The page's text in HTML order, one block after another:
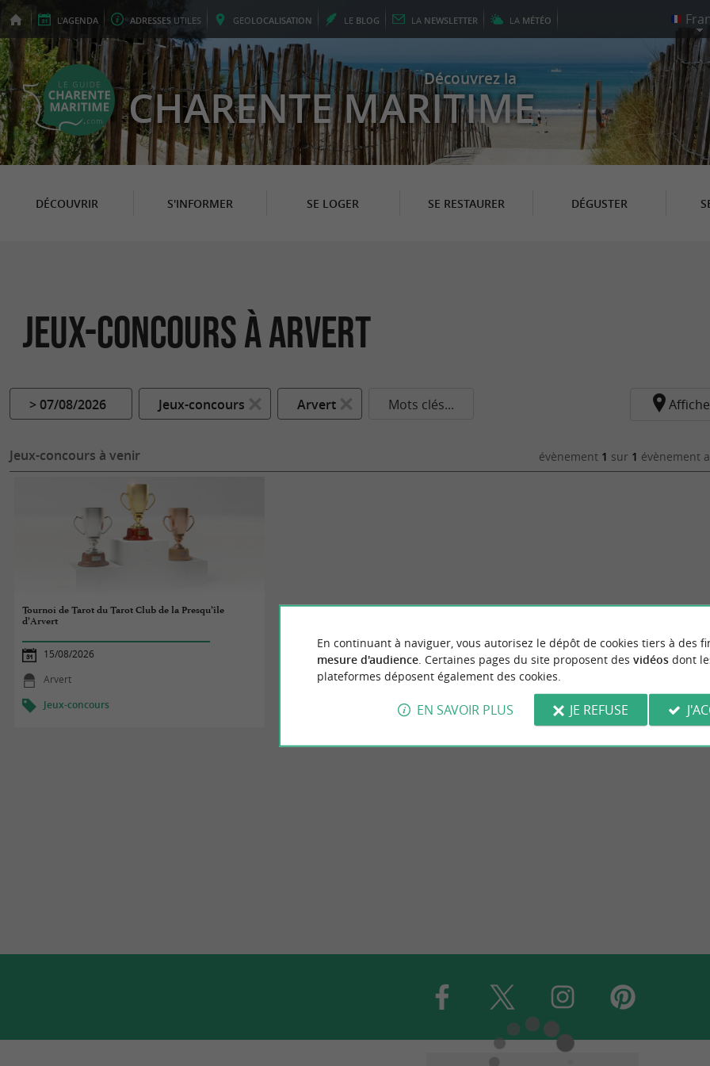
L'AGENDA ADRESSES UTILES GEOLOCALISATION LE BLOG LA NEWSLETTER LA MÉTÉO
Découvrez la
CHARENTE MARITIME
DÉCOUVRIR S'INFORMER SE LOGER SE RESTAURER DÉGUSTER
Jeux-concours à Arvert
> 07/08/2026 Jeux-concours Arvert Mots clés...
Jeux-concours à venir évènement 1 sur 1 évènement
Tournoi de Tarot du Tarot Club de la Presqu’île
d’Arvert
15/08/2026
Arvert
Jeux-concours
En continuant à naviguer, vous autorisez le dépôt de cookies tiers à des
mesure d'audience. Certaines pages du site proposent des vidéosdont
plateformes déposent également des cookies.
EN SAVOIR PLUS JE REFUSE